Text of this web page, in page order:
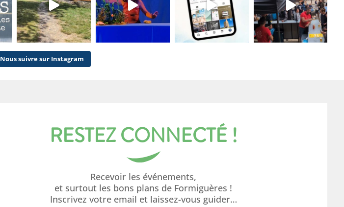
Nous suivre sur Instagram
RESTEZ CONNECTÉ !
Recevoir les événements,
et surtout les bons plans de Formiguères !
Inscrivez votre email et laissez-vous guider…